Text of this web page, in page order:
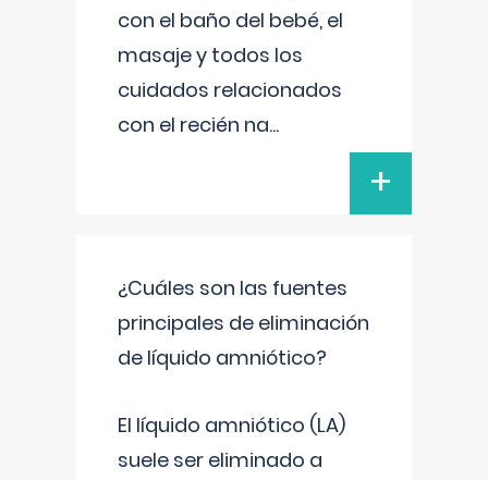
con el baño del bebé, el
masaje y todos los
cuidados relacionados
con el recién na...
+
¿Cuáles son las fuentes
principales de eliminación
de líquido amniótico?
El líquido amniótico (LA)
suele ser eliminado a